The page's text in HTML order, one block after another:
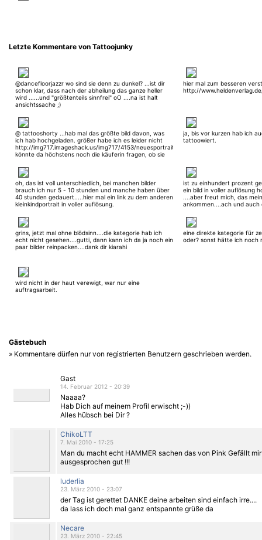
Letzte Kommentare von Tattoojunky
@dancefloorjazzr wo sind sie denn zu dunkel? ...ist dir
schon klar, dass nach der abheilung das ganze heller
wird ......und "größtenteils sinnfrei" oO ....na ist halt
ansichtssache ;)
hier mal zum besseren
http://
@ tattooshorty ...hab mal das größte bild davon, was
ich hab hochgeladen. größer habe ich es leider nicht
http://img717.imageshack.us/img717/4153/neuesportraitbytattooju.jpg
könnte da höchstens noch die käuferin fragen, ob sie
mir in der nähe ^^
ja, bis vor kurzen hab ich
tattoowiert.
oh, das ist voll unterschiedlich, bei manchen bilder
brauch ich nur 5 - 10 stunden und manche haben über
40 stunden gedauert.....hier mal ein link zu dem anderen
kleinkindportrait in voller auflösung.
ist zu einhundert prozent
ein bild in voller auflösung
....aber freut mich, das
ankommen....ach und
schwarzer tinte
bekommen.
grins, jetzt mal ohne blödsinn....die kategorie hab ich
echt nicht gesehen....gutti, dann kann ich da ja noch ein
paar bilder reinpacken....dank dir kiarahi
eine direkte kategorie für
oder? sonst hätte ich noch
wird nicht in der haut verewigt, war nur eine
auftragsarbeit.
Gästebuch
» Kommentare dürfen nur von registrierten Benutzern geschrieben werden.
Gast
14. Februar 2012 - 20:39
Naaaa?
Hab Dich auf meinem Profil erwischt ;-))
Alles hübsch bei Dir ?
ChikoLTT
7. Mai 2010 - 17:25
Man du macht echt HAMMER sachen das von Pink Gefällt mir
ausgesprochen gut !!!
luderlia
23. März 2010 - 23:07
der Tag ist gerettet DANKE deine arbeiten sind einfach irre....
da lass ich doch mal ganz entspannte grüße da
Necare
23. März 2010 - 22:45